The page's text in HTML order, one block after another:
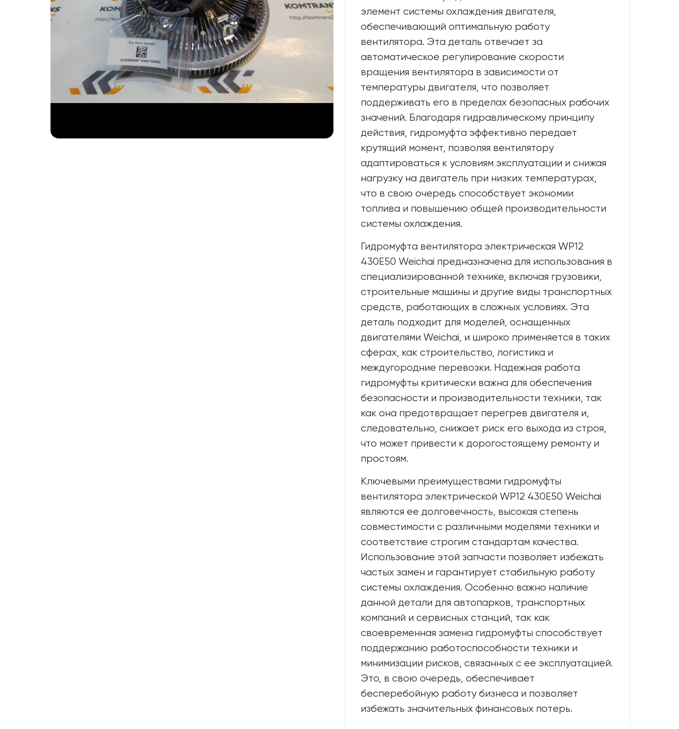
элемент системы охлаждения двигателя,
обеспечивающий оптимальную работу
вентилятора. Эта деталь отвечает за
автоматическое регулирование скорости
вращения вентилятора в зависимости от
температуры двигателя, что позволяет
поддерживать его в пределах безопасных рабочих
значений. Благодаря гидравлическому принципу
действия, гидромуфта эффективно передает
крутящий момент, позволяя вентилятору
адаптироваться к условиям эксплуатации и снижая
нагрузку на двигатель при низких температурах,
что в свою очередь способствует экономии
топлива и повышению общей производительности
системы охлаждения.
Гидромуфта вентилятора электрическая WP12
430E50 Weichai предназначена для использования в
специализированной технике, включая грузовики,
строительные машины и другие виды транспортных
средств, работающих в сложных условиях. Эта
деталь подходит для моделей, оснащенных
двигателями Weichai, и широко применяется в таких
сферах, как строительство, логистика и
междугородние перевозки. Надежная работа
гидромуфты критически важна для обеспечения
безопасности и производительности техники, так
как она предотвращает перегрев двигателя и,
следовательно, снижает риск его выхода из строя,
что может привести к дорогостоящему ремонту и
простоям.
Ключевыми преимуществами гидромуфты
вентилятора электрической WP12 430E50 Weichai
являются ее долговечность, высокая степень
совместимости с различными моделями техники и
соответствие строгим стандартам качества.
Использование этой запчасти позволяет избежать
частых замен и гарантирует стабильную работу
системы охлаждения. Особенно важно наличие
данной детали для автопарков, транспортных
компаний и сервисных станций, так как
своевременная замена гидромуфты способствует
поддержанию работоспособности техники и
минимизации рисков, связанных с ее эксплуатацией.
Это, в свою очередь, обеспечивает
бесперебойную работу бизнеса и позволяет
избежать значительных финансовых потерь.